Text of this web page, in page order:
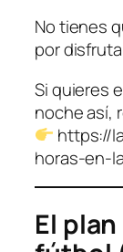
No tienes
por
Si quieres
noche así,
https://
horas-en-
El